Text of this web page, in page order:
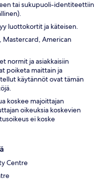
tai sukupuoli-identiteettiin
luottokortit ja käteisen.
Mastercard, American
normit ja asiakkaisiin
poiketa maittain ja
käytännöt ovat tämän
koskee majoittajan
oikeuksia koskevien
ei koske
Centre